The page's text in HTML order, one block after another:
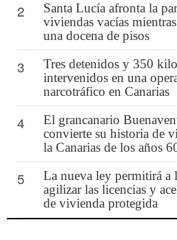
2
Santa Lucía afronta la
viviendas vacías
una docena de pisos
3
Tres detenidos y 350
intervenidos en una
narcotráfico en Canarias
4
El grancanario
convierte su historia de
la Canarias de los años
5
La nueva ley permitirá a
agilizar las licencias y
de vivienda protegida